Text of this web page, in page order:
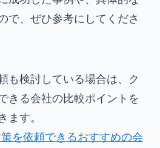
で、ぜひ参考にしてくださ
も検討している場合は、ク
きる会社の比較ポイントを
ます。
を依頼できるおすすめの会